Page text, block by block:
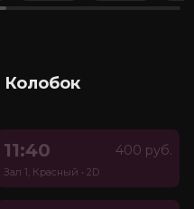
Колобок
11:40 400 руб.
Зал 1, Красный • 2D